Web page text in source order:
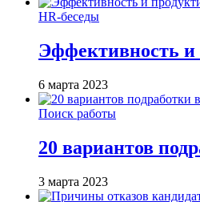
HR-беседы
Эффективность и
6 марта 2023
Поиск работы
20 вариантов
3 марта 2023